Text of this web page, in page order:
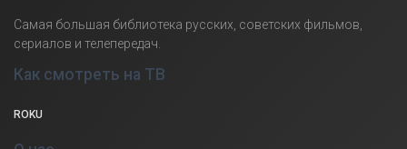
Самая большая библиотека русских, советских фильмов,
сериалов и телепередач.
Как смотреть на ТВ
ROKU